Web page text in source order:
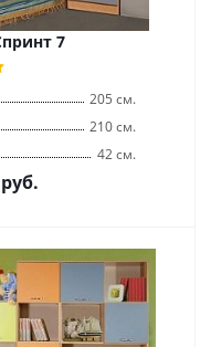
7
205 см.
210 см.
42 см.
руб.